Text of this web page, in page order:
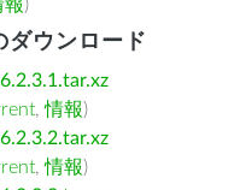
報)
ダウンロード
,情報)
,情報)